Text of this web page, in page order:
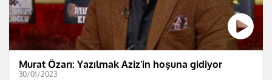
Murat Özarı: Yazılmak Aziz'in hoşuna gidiyor
30/01/2023